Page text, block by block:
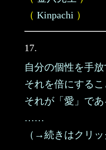
（ Kinpachi ）
17.
自分の個性を手
それを倍にするこ
それが「愛」であ
……
（→続きはクリッ